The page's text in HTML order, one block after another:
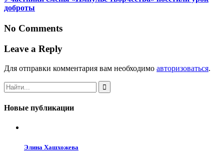
доброты
No Comments
Leave a Reply
Для отправки комментария вам необходимо авторизоваться.
Новые публикации
Элина Хашхожева